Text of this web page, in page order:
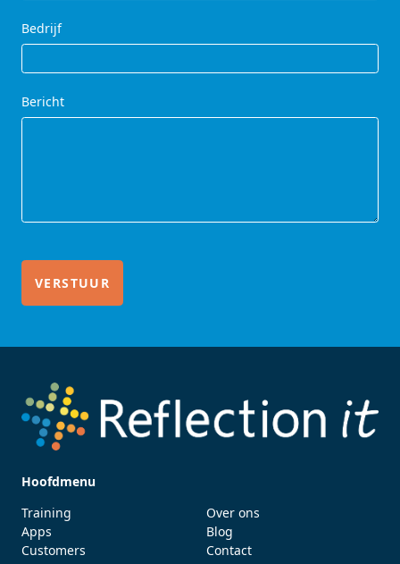
Bedrijf
Bericht
Hoofdmenu
Training
Apps
Customers
Over ons
Blog
Contact